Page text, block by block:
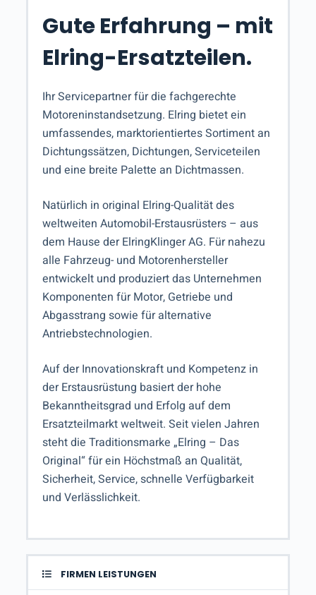
Gute Erfahrung – mit
Elring-Ersatzteilen.
Ihr Servicepartner für die fachgerechte
Motoreninstandsetzung. Elring bietet ein
umfassendes, marktorientiertes Sortiment an
Dichtungssätzen, Dichtungen, Serviceteilen
und eine breite Palette an Dichtmassen.
Natürlich in original Elring-Qualität des
weltweiten Automobil-Erstausrüsters – aus
dem Hause der ElringKlinger AG. Für nahezu
alle Fahrzeug- und Motorenhersteller
entwickelt und produziert das Unternehmen
Komponenten für Motor, Getriebe und
Abgasstrang sowie für alternative
Antriebstechnologien.
Auf der Innovationskraft und Kompetenz in
der Erstausrüstung basiert der hohe
Bekanntheitsgrad und Erfolg auf dem
Ersatzteilmarkt weltweit. Seit vielen Jahren
steht die Traditionsmarke „Elring – Das
Original“ für ein Höchstmaß an Qualität,
Sicherheit, Service, schnelle Verfügbarkeit
und Verlässlichkeit.
FIRMEN LEISTUNGEN